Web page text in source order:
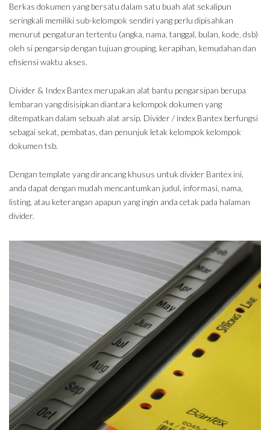
Berkas dokumen yang bersatu dalam satu buah alat sekalipun
seringkali memiliki sub-kelompok sendiri yang perlu dipisahkan
menurut pengaturan tertentu (angka, nama, tanggal, bulan, kode, dsb)
oleh si pengarsip dengan tujuan grouping, kerapihan, kemudahan dan
efisiensi waktu akses.
Divider & Index Bantex merupakan alat bantu pengarsipan berupa
lembaran yang disisipkan diantara kelompok dokumen yang
ditempatkan dalam sebuah alat arsip. Divider / index Bantex berfungsi
sebagai sekat, pembatas, dan penunjuk letak kelompok kelompok
dokumen tsb.
Dengan template yang dirancang khusus untuk divider Bantex ini,
anda dapat dengan mudah mencantumkan judul, informasi, nama,
listing, atau keterangan apapun yang ingin anda cetak pada halaman
divider.